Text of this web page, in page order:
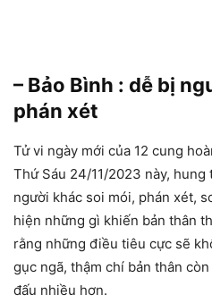
– Bảo Bình : dễ bị
phán xét
Tử vi ngày mới của 12 cung
Thứ Sáu 24/11/2023 này,
người khác soi mói, phán xét,
hiện những gì khiến bản thân
rằng những điều tiêu cực sẽ
gục ngã, thậm chí bản thân
đấu nhiều hơn.